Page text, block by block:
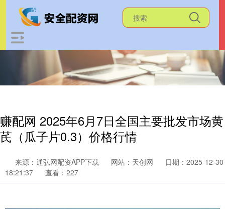
赚配网 2025年6月7日全国主要批发市场黄
芪（瓜子片0.3）价格行情
来源：通弘网配资APP下载 网站：天创网
日期：2025-12-30
18:21:37
查看：227